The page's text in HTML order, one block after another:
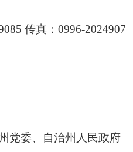
传真：0996-2024907
党委、 自治州人民政府